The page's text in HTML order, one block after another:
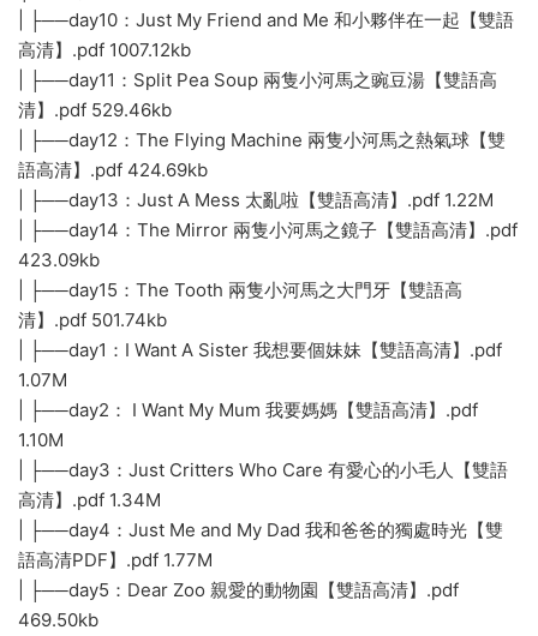
| ├──day10：Just My Friend and Me 和小夥伴在一起【雙語
高清】.pdf 1007.12kb
| ├──day11：Split Pea Soup 兩隻小河馬之豌豆湯【雙語高
清】.pdf 529.46kb
| ├──day12：The Flying Machine 兩隻小河馬之熱氣球【雙
語高清】.pdf 424.69kb
| ├──day13：Just A Mess 太亂啦【雙語高清】.pdf 1.22M
| ├──day14：The Mirror 兩隻小河馬之鏡子【雙語高清】.pdf
423.09kb
| ├──day15：The Tooth 兩隻小河馬之大門牙【雙語高
清】.pdf 501.74kb
| ├──day1：I Want A Sister 我想要個妹妹【雙語高清】.pdf
1.07M
| ├──day2： I Want My Mum 我要媽媽【雙語高清】.pdf
1.10M
| ├──day3：Just Critters Who Care 有愛心的小毛人【雙語
高清】.pdf 1.34M
| ├──day4：Just Me and My Dad 我和爸爸的獨處時光【雙
語高清PDF】.pdf 1.77M
| ├──day5：Dear Zoo 親愛的動物園【雙語高清】.pdf
469.50kb